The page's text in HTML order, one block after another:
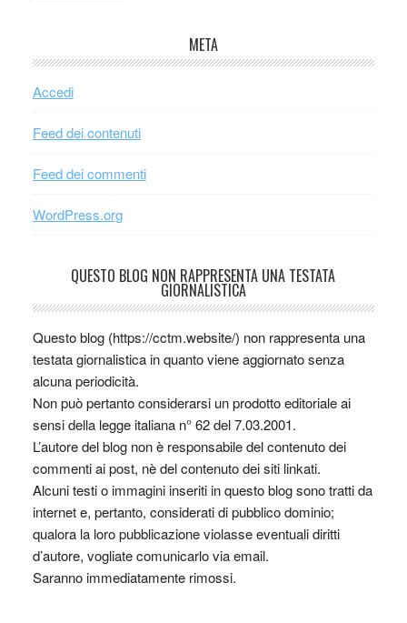
META
Accedi
Feed dei contenuti
Feed dei commenti
WordPress.org
QUESTO BLOG NON RAPPRESENTA UNA TESTATA
GIORNALISTICA
Questo blog (https://cctm.website/) non rappresenta una
testata giornalistica in quanto viene aggiornato senza
alcuna periodicità.
Non può pertanto considerarsi un prodotto editoriale ai
sensi della legge italiana n° 62 del 7.03.2001.
L’autore del blog non è responsabile del contenuto dei
commenti ai post, nè del contenuto dei siti linkati.
Alcuni testi o immagini inseriti in questo blog sono tratti da
internet e, pertanto, considerati di pubblico dominio;
qualora la loro pubblicazione violasse eventuali diritti
d’autore, vogliate comunicarlo via email.
Saranno immediatamente rimossi.